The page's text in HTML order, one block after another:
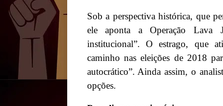
Sob a perspectiva histórica, que
ele aponta a Operação Lava
institucional”. O estrago, que
caminho nas eleições de 2018
autocrático”. Ainda assim, o
opções.